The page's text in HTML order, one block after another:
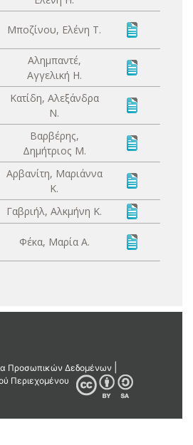
Μποζίνου, Ελένη Τ.
Αλημπαντέ,
Αγγελική Η.
Κατίδη, Αλεξάνδρα
Ν.
Βαρβέρης,
Δημήτριος Μ.
Αρβανίτη, Μαριάννα
Κ.
Γαβριήλ, Αλκμήνη Κ.
Φέκα, Μαρία Α.